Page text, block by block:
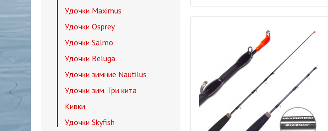
Удочки Maximus
Удочки Osprey
Удочки Salmo
Удочки Beluga
Удочки зимние Nautilus
Удочки зим. Три кита
Кивки
Удочки Skyfish